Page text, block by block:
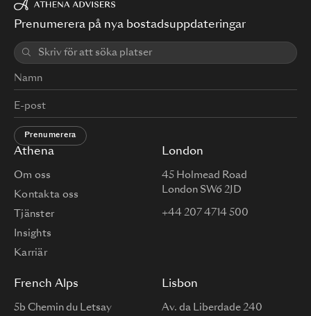
Athena
Om oss
Kontakta oss
Tjänster
Insights
Karriär
London
45 Holmead Road
London SW6 2JD
+44 207 4714 500
French Alps
5b Chemin du Letsay
Lisbon
Av. da Liberdade 240
Prenumerera på nya bostadsuppdateringar
Prenumerera